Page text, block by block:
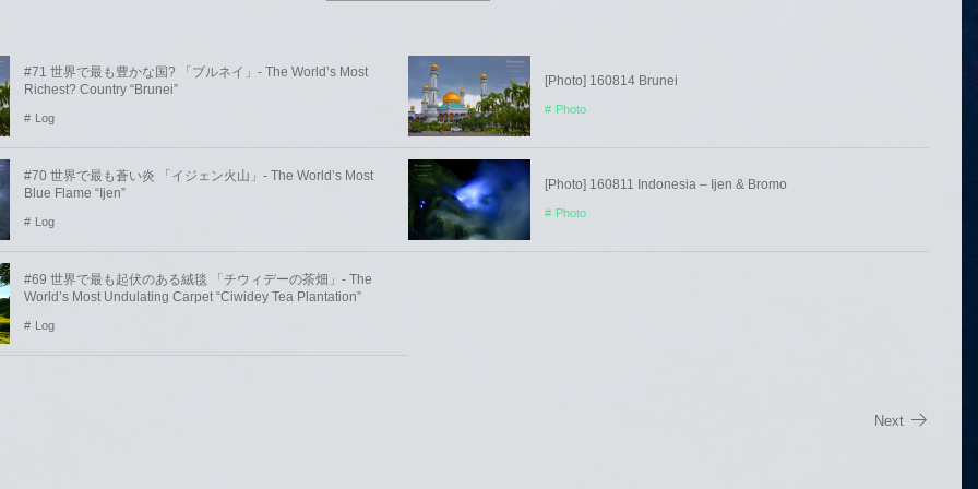
#71 世界で最も豊かな国? 「ブルネイ」- The World’s Most
Richest? Country “Brunei”
Log
[Photo] 160814 Brunei
Photo
#70 世界で最も蒼い炎 「イジェン火山」- The World’s Most
Blue Flame “Ijen”
Log
[Photo] 160811 Indonesia – Ijen & Bromo
Photo
#69 世界で最も起伏のある絨毯 「チウィデーの茶畑」- The
World’s Most Undulating Carpet “Ciwidey Tea Plantation”
Log
Next